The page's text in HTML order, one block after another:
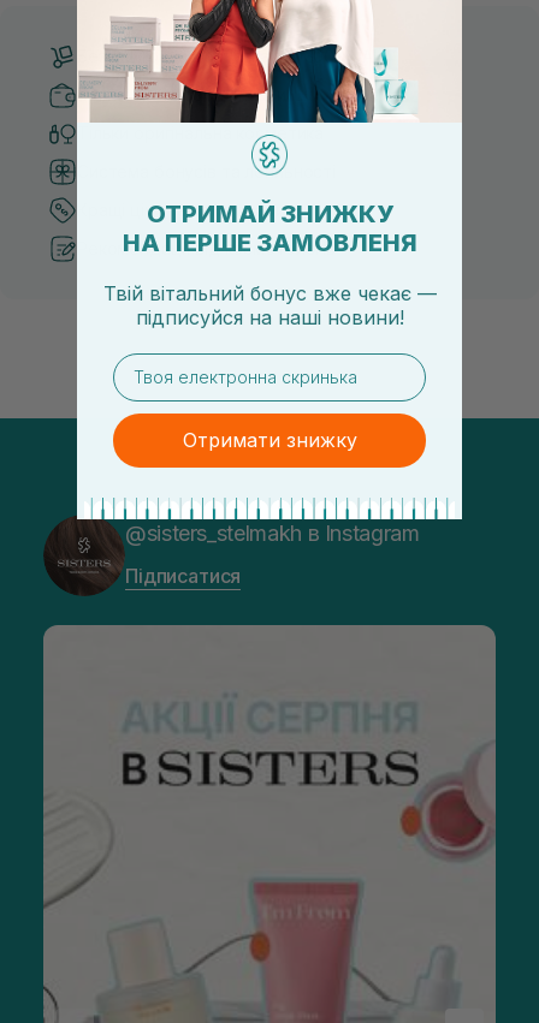
Безкоштовна доставка від 3000 UAH
Безпечні способи оплати
Тільки оригінальна косметика
Система бонусів та лояльності
Кращі ціни та топ товари
Рекомендації від косметологів
@sisters_stelmakh в Instagram
Підписатися
ОТРИМАЙ ЗНИЖКУ
НА ПЕРШЕ ЗАМОВЛЕНЯ
Твій вітальний бонус вже чекає —
підписуйся на наші новини!
email
Отримати знижку